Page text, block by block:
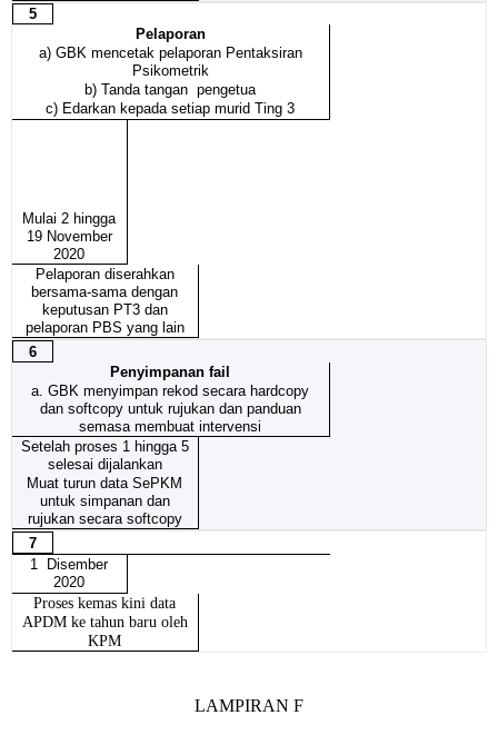
5
Pelaporan
a) GBK mencetak pelaporan Pentaksiran
Psikometrik
b) Tanda tangan pengetua
c) Edarkan kepada setiap murid Ting 3
Mulai 2 hingga
19 November
2020
Pelaporan diserahkan
bersama-sama dengan
keputusan PT3 dan
pelaporan PBS yang lain
6
Penyimpanan fail
a. GBK menyimpan rekod secara hardcopy
dan softcopy untuk rujukan dan panduan
semasa membuat intervensi
Setelah proses 1 hingga 5
selesai dijalankan
Muat turun data SePKM
untuk simpanan dan
rujukan secara softcopy
7
1
Disember
2020
Proses kemas kini data
APDM ke tahun baru oleh
KPM
LAMPIRAN F